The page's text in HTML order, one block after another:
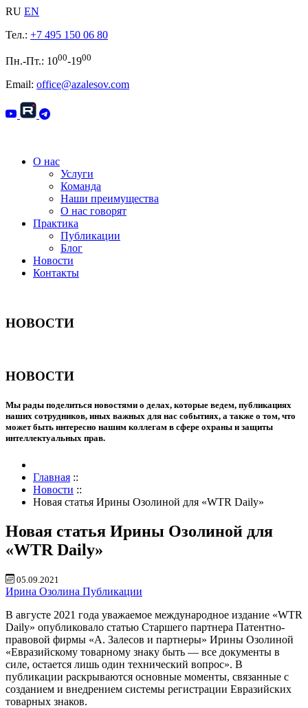
RU EN
Тел.: +7 495 150 06 80
Пн.-Пт.: 1000-1900
Email: office@azalesov.com
О нас
Услуги
Команда
Наши преимущества
О нас говорят
Практика
Публикации
Блог
Новости
Контакты
НОВОСТИ
НОВОСТИ
Мы рады поделиться новостями о делах, которые ведем, публикациях
наших сотрудников, иных важных для нас событиях, а также о том, что
может быть интересно нашим коллегам в сфере охраны и защиты
интеллектуальных прав.
Главная ::
Новости ::
Новая статья Ирины Озолиной для «WTR Daily»
Новая статья Ирины Озолиной для
«WTR Daily»
05.09.2021
Ирина Озолина Публикации
В августе 2021 года уважаемое международное издание «WTR
Daily» опубликовало статью Старшего партнера Патентно-
правовой фирмы «А. Залесов и партнеры» Ирины Озолиной
«Евразийскому товарному знаку быть — все документы в
силе, остается лишь один технический вопрос». В
публикации раскрываются основные моменты, связанные с
созданием и внедрением системы регистрации Евразийских
товарных знаков.